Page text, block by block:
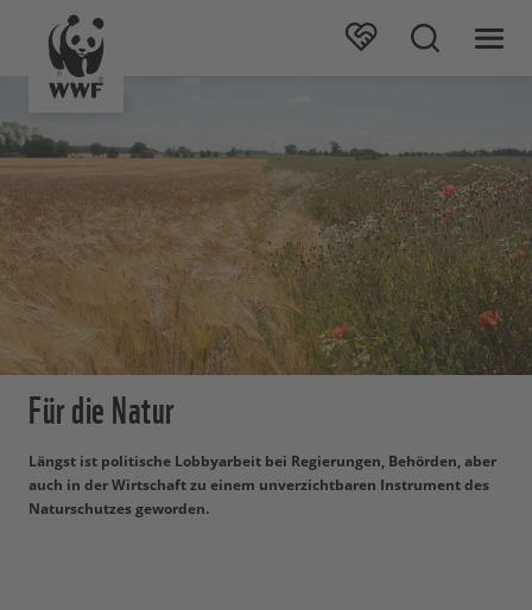
Für die Natur
Längst ist politische Lobbyarbeit bei Regierungen, Behörden, aber
auch in der Wirtschaft zu einem unverzichtbaren Instrument des
Naturschutzes geworden.